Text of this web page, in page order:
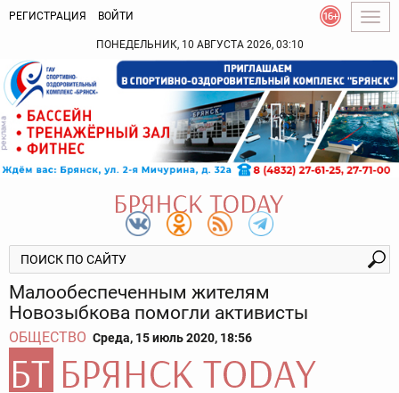
РЕГИСТРАЦИЯ ВОЙТИ
ПОНЕДЕЛЬНИК, 10 АВГУСТА 2026, 03:10
Малообеспеченным жителям
Новозыбкова помогли активисты
ОБЩЕСТВО Среда, 15 июль 2020, 18:56